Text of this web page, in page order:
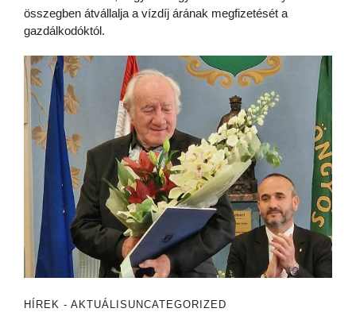
összegben átvállalja a vízdíj árának megfizetését a
gazdálkodóktól.
HÍREK - AKTUÁLIS UNCATEGORIZED